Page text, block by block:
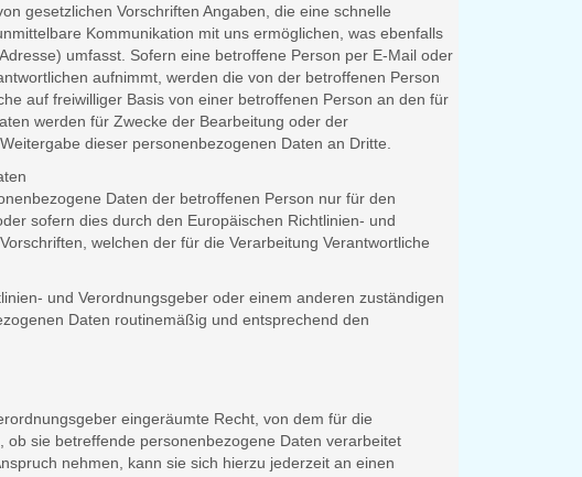
gesetzlichen Vorschriften Angaben, die eine schnelle
Kommunikation mit uns ermöglichen, was ebenfalls
umfasst. Sofern eine betroffene Person per E-Mail oder
aufnimmt, werden die von der betroffenen Person
auf freiwilliger Basis von einer betroffenen Person an den für
werden für Zwecke der Bearbeitung oder der
dieser personenbezogenen Daten an Dritte.
Daten der betroffenen Person nur für den
sofern dies durch den Europäischen Richtlinien- und
welchen der für die Verarbeitung Verantwortliche
und Verordnungsgeber oder einem anderen zuständigen
Daten routinemäßig und entsprechend den
eingeräumte Recht, von dem für die
sie betreffende personenbezogene Daten verarbeitet
nehmen, kann sie sich hierzu jederzeit an einen